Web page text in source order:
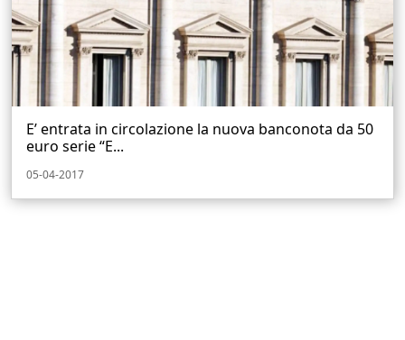
E’ entrata in circolazione la nuova banconota da 50
euro serie “E...
05-04-2017